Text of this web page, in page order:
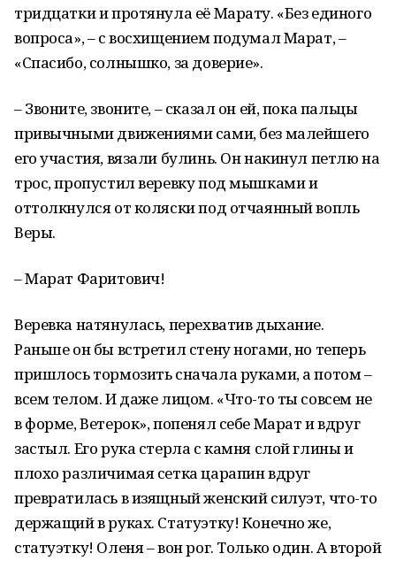
тридцатки и протянула её Марату. «Без единого
вопроса», – с восхищением подумал Марат, –
«Спасибо, солнышко, за доверие».
– Звоните, звоните, – сказал он ей, пока пальцы
привычными движениями сами, без малейшего
его участия, вязали булинь. Он накинул петлю на
трос, пропустил веревку под мышками и
оттолкнулся от коляски под отчаянный вопль
Веры.
– Марат Фаритович!
Веревка натянулась, перехватив дыхание.
Раньше он бы встретил стену ногами, но теперь
пришлось тормозить сначала руками, а потом –
всем телом. И даже лицом. «Что-то ты совсем не
в форме, Ветерок», попенял себе Марат и вдруг
застыл. Его рука стерла с камня слой глины и
плохо различимая сетка царапин вдруг
превратилась в изящный женский силуэт, что-то
держащий в руках. Статуэтку! Конечно же,
статуэтку! Оленя – вон рог. Только один. А второй